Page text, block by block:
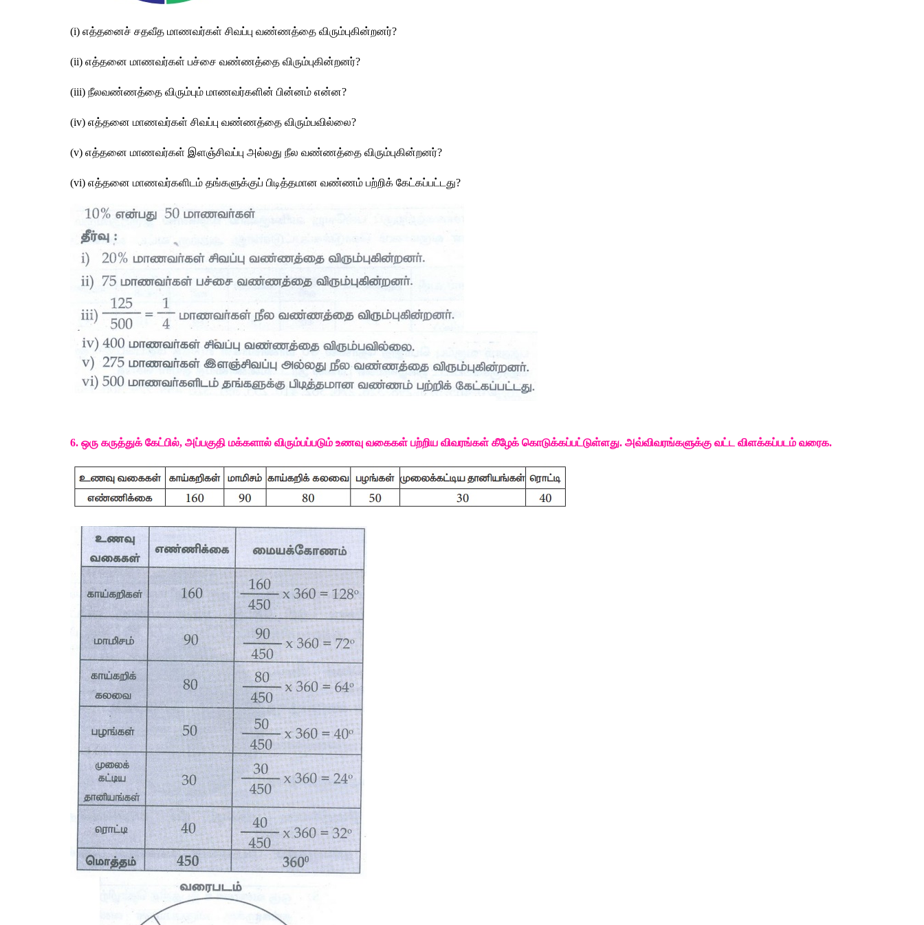
(i) எத்தனைச் சதவீத மாணவர்கள் சிவப்பு வண்ணத்தை விரும்புகின்றனர்?
(ii) எத்தனை மாணவர்கள் பச்சை வண்ணத்தை விரும்புகின்றனர்?
(iii) நீலவண்ணத்தை விரும்பும் மாணவர்களின் பின்னம் என்ன?
(iv) எத்தனை மாணவர்கள் சிவப்பு வண்ணத்தை விரும்பவில்லை?
(v) எத்தனை மாணவர்கள் இளஞ்சிவப்பு அல்லது நீல வண்ணத்தை விரும்புகின்றனர்?
(vi) எத்தனை மாணவர்களிடம் தங்களுக்குப் பிடித்தமான வண்ணம் பற்றிக் கேட்கப்பட்டது?
6. ஒரு கருத்துக் கேட்பில், அப்பகுதி மக்களால் விரும்பப்படும் உணவு வகைகள் பற்றிய விவரங்கள் கீழேக் கொடுக்கப்பட்டுள்ளது. அவ்விவரங்களுக்கு வட்ட விளக்கப்படம் வரைக.